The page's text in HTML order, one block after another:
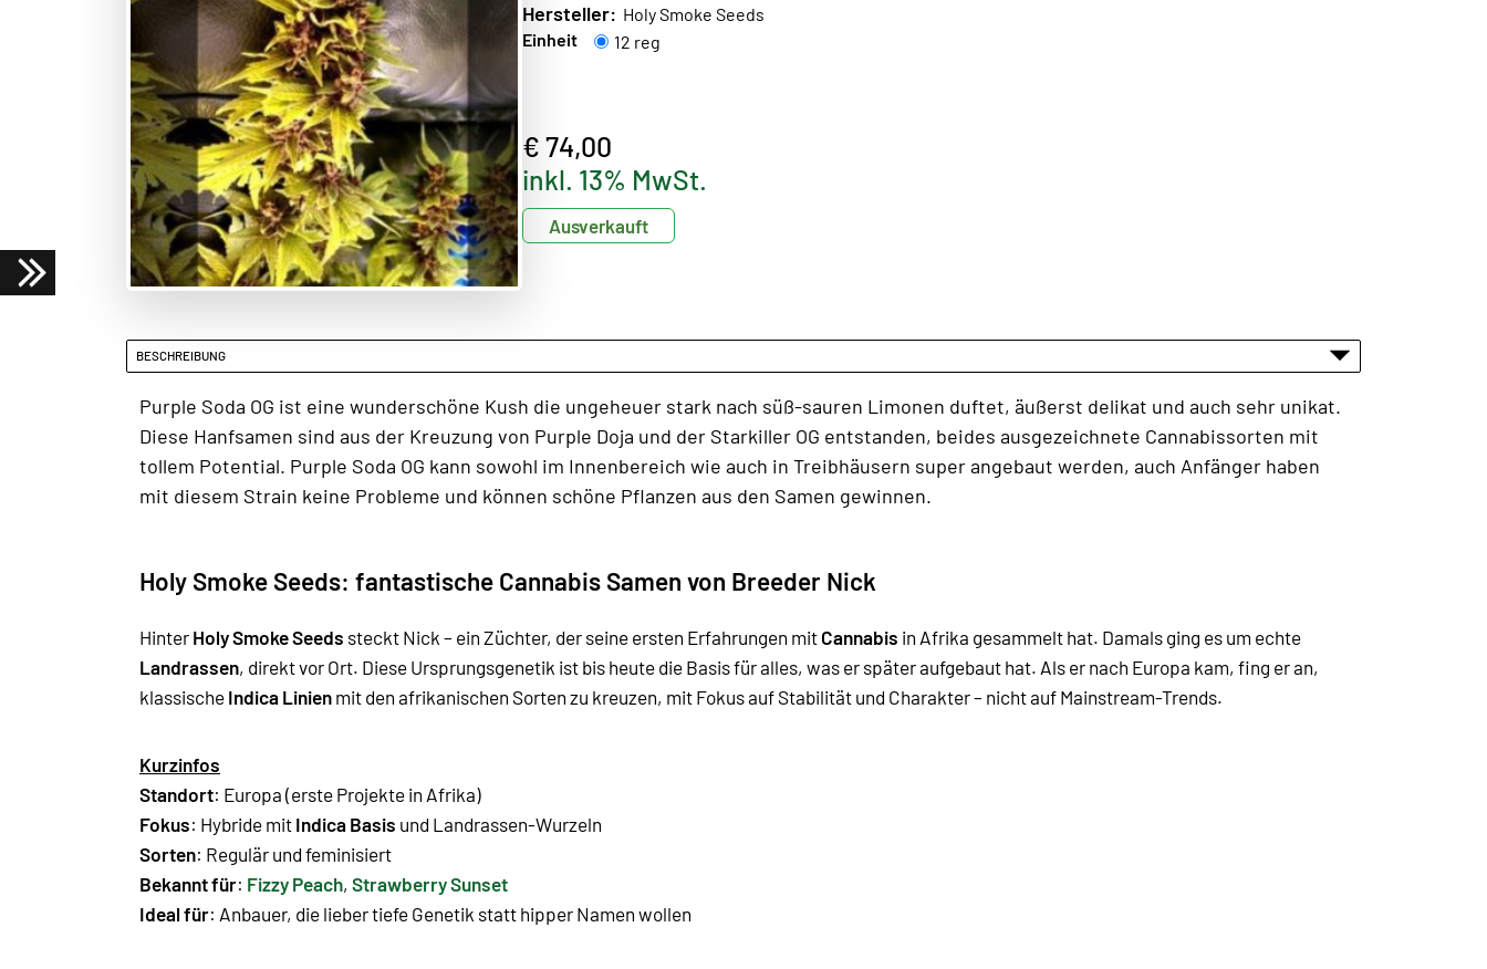
Hersteller: Holy Smoke Seeds
Einheit
12 reg
€ 74,00
inkl. 13% MwSt.
Ausverkauft
BESCHREIBUNG
Purple Soda OG ist eine wunderschöne Kush die ungeheuer stark nach süß-sauren Limonen duftet, äußerst delikat und auch sehr unikat.
Diese Hanfsamen sind aus der Kreuzung von Purple Doja und der Starkiller OG entstanden, beides ausgezeichnete Cannabissorten mit
tollem Potential. Purple Soda OG kann sowohl im Innenbereich wie auch in Treibhäusern super angebaut werden, auch Anfänger haben
mit diesem Strain keine Probleme und können schöne Pflanzen aus den Samen gewinnen.
Holy Smoke Seeds: fantastische Cannabis Samen von Breeder Nick
Hinter Holy Smoke Seeds steckt Nick – ein Züchter, der seine ersten Erfahrungen mit Cannabis in Afrika gesammelt hat. Damals ging es um echte
Landrassen, direkt vor Ort. Diese Ursprungsgenetik ist bis heute die Basis für alles, was er später aufgebaut hat. Als er nach Europa kam, fing er an,
klassische Indica Linien mit den afrikanischen Sorten zu kreuzen, mit Fokus auf Stabilität und Charakter – nicht auf Mainstream-Trends.
Kurzinfos
Standort: Europa (erste Projekte in Afrika)
Fokus: Hybride mit Indica Basis und Landrassen-Wurzeln
Sorten: Regulär und feminisiert
Bekannt für: Fizzy Peach, Strawberry Sunset
Ideal für: Anbauer, die lieber tiefe Genetik statt hipper Namen wollen